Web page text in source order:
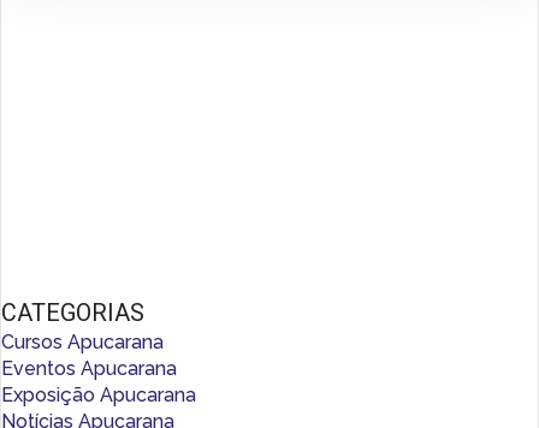
CATEGORIAS
Cursos Apucarana
Eventos Apucarana
Exposição Apucarana
Notícias Apucarana